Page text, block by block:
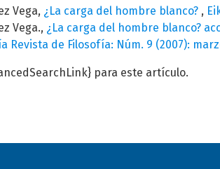
Vega, ¿La carga del hombre blanco? ,
Vega., ¿La carga del hombre blanco?
Revista de Filosofía: Núm. 9 (2007):
para este artículo.